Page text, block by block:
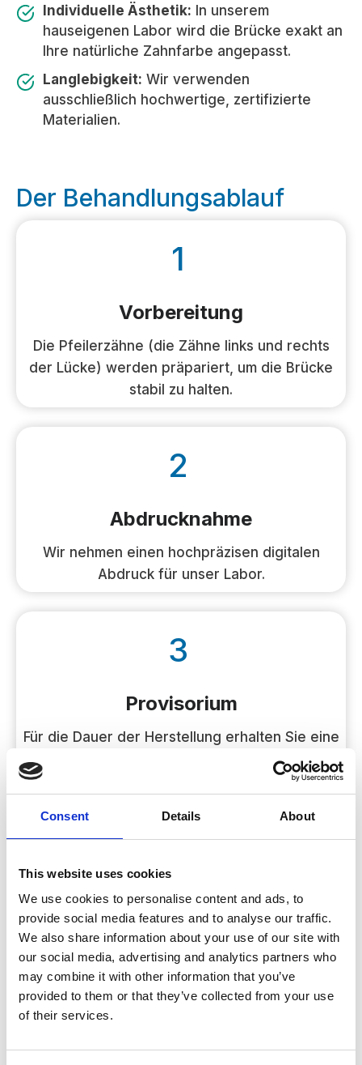
Consent Details About
This website uses cookies
We use cookies to personalise content and ads, to
provide social media features and to analyse our traffic.
We also share information about your use of our site with
our social media, advertising and analytics partners who
may combine it with other information that you’ve
provided to them or that they’ve collected from your use
of their services.
Individuelle Ästhetik: In unserem
hauseigenen Labor wird die Brücke exakt an
Ihre natürliche Zahnfarbe angepasst.
Langlebigkeit: Wir verwenden
ausschließlich hochwertige, zertifizierte
Materialien.
Der Behandlungsablauf
1
Vorbereitung
Die Pfeilerzähne (die Zähne links und rechts
der Lücke) werden präpariert, um die Brücke
stabil zu halten.
2
Abdrucknahme
Wir nehmen einen hochpräzisen digitalen
Abdruck für unser Labor.
3
Provisorium
Für die Dauer der Herstellung erhalten Sie eine
provisorische Brücke, damit Sie die Klinik nicht
Einpassung & Farbwahl
Der Zahntechniker prüft die Passform und
stimmt die Nuancen direkt mit Ihnen ab.
5